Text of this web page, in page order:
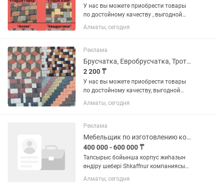
У нас вы можете приобрести товары
по достойному качеству , выгодной
цене и по гарантии. В наличии имеются
различные виды на «БРУСЧАТКА» ,
(мрамор)» , «ПЛИТКА» ,...
Алматы, сегодня
Реклама
Брусчатка, Евробрусчатка, Тротуарные плитки
2 200 ₸
У нас вы можете приобрести товары
по достойному качеству, выгодной
цене и по гарантии. В наличии имеются
различные виды на «БРУСЧАТКА» ,
(мрамор)», «ПЛИТКА» ,...
Алматы, сегодня
Реклама
Мебельщик по изготовлению корпусной мебели
400 000 - 600 000 ₸
Тапсырыс бойынша корпус жиһазын
өндіру шебері Shkaffnur компаниясы
(нарықта 20 жылдан астам) корпус
жиһазын өндіру бойынша тәжірибелі
Алматы, сегодня